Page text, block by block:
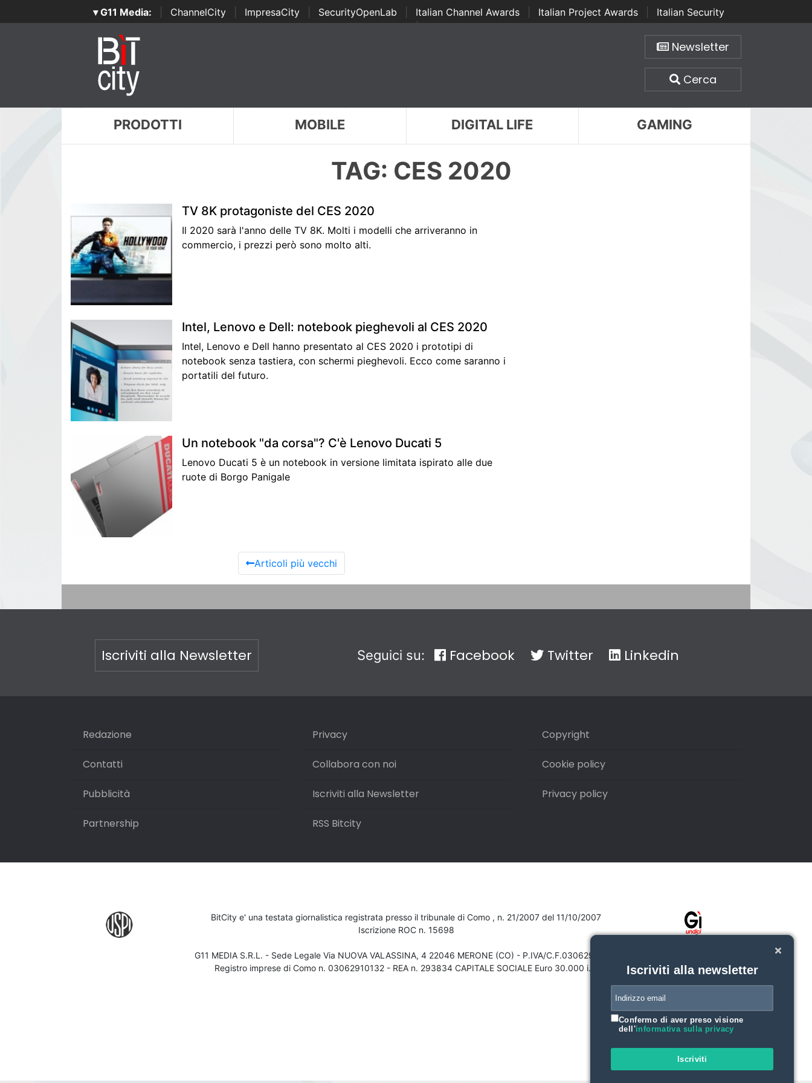
▾ G11 Media: ChannelCity ImpresaCity SecurityOpenLab Italian Channel Awards Italian Project Awards
Italian Security
Awards | ...
Newsletter
Cerca
PRODOTTI MOBILE DIGITAL LIFE GAMING
TAG: CES 2020
TV 8K protagoniste del CES 2020
Il 2020 sarà l'anno delle TV 8K. Molti i modelli che arriveranno in
commercio, i prezzi però sono molto alti.
Intel, Lenovo e Dell: notebook pieghevoli al CES 2020
Intel, Lenovo e Dell hanno presentato al CES 2020 i prototipi di
notebook senza tastiera, con schermi pieghevoli. Ecco come saranno i
portatili del futuro.
Un notebook "da corsa"? C'è Lenovo Ducati 5
Lenovo Ducati 5 è un notebook in versione limitata ispirato alle due
ruote di Borgo Panigale
Articoli più vecchi
Iscriviti alla Newsletter Seguici su: Facebook Twitter Linkedin
Redazione
Contatti
Pubblicità
Partnership
Privacy
Collabora con noi
Iscriviti alla Newsletter
RSS Bitcity
Copyright
Cookie policy
Privacy policy
BitCity e' una testata giornalistica registrata presso il tribunale di Como , n. 21/2007 del 11/10/2007
Iscrizione ROC n. 15698
G11 MEDIA S.R.L. - Sede Legale Via NUOVA VALASSINA, 4 22046 MERONE (CO) - P.IVA/C.F.03062910132
Registro imprese di Como n. 03062910132 - REA n. 293834 CAPITALE SOCIALE Euro 30.000 i.v.
Iscriviti alla newsletter
Confermo di aver preso visione
dell'informativa sulla privacy
Iscriviti